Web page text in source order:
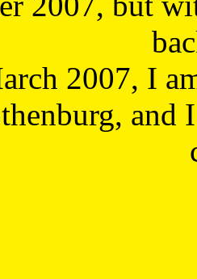
2007, I
and